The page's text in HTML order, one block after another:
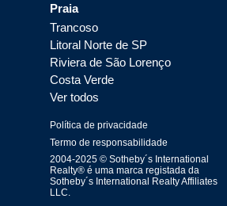
Praia
Trancoso
Litoral Norte de SP
Riviera de São Lorenço
Costa Verde
Ver todos
Política de privacidade
Termo de responsabilidade
2004-2025 © Sotheby´s International
Realty® é uma marca registada da
Sotheby´s International Realty Affiliates
LLC.